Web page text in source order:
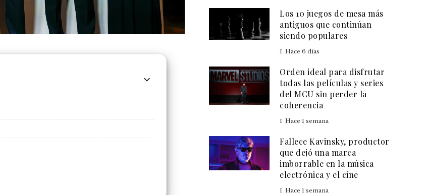
Los 10 juegos de mesa más
antiguos que continúan
siendo populares
Hace 6 días
Orden ideal para disfrutar
todas las películas y series
del MCU sin perder la
coherencia
Hace 1 semana
Fallece Kavinsky, productor
que dejó una marca
imborrable en la música
electrónica y el cine
Hace 1 semana